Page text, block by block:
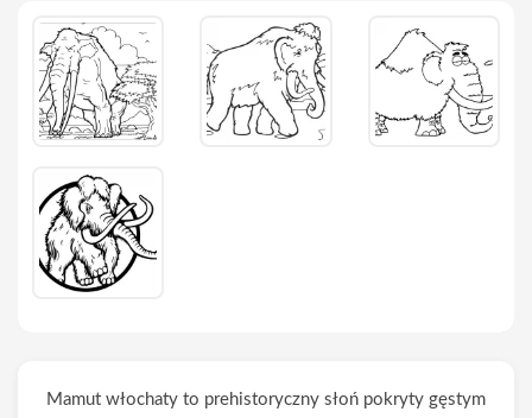
Mamut włochaty to prehistoryczny słoń pokryty gęstym